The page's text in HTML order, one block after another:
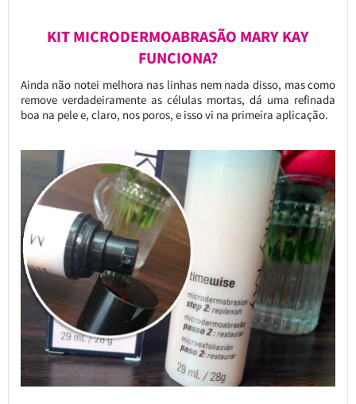
KIT MICRODERMOABRASÃO MARY KAY
FUNCIONA?
Ainda não notei melhora nas linhas nem nada disso, mas como
remove verdadeiramente as células mortas, dá uma refinada
boa na pele e, claro, nos poros, e isso vi na primeira aplicação.